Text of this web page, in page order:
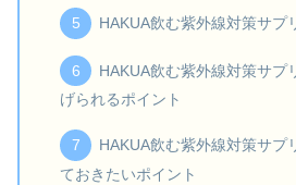
HAKUA飲む紫外線対策サプ
HAKUA飲む紫外線対策サプ
げられるポイント
HAKUA飲む紫外線対策サプ
ておきたいポイント